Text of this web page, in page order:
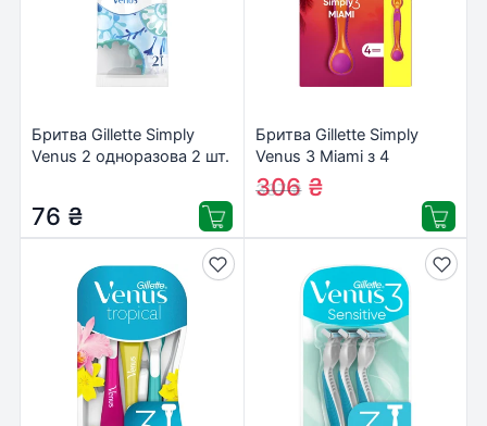
Бритва Gillette Simply
Venus 2 одноразова 2 шт.
(3014260248642/8700216143653)
76 ₴
Бритва Gillette Simply
Venus 3 Miami з 4
змінними картриджами
(8700216878333)
337₴
306 ₴